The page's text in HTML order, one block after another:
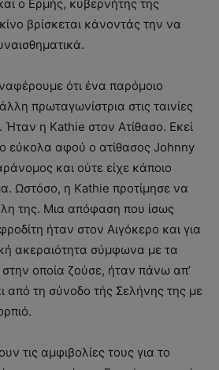
ο Ερμής, κυβερνήτης της
βρίσκεται κάνοντάς την να
ότι ένα παρόμοιο
πρωταγωνίστρια στις ταινίες
Ήταν η Kathie στον Ατίθασο. Εκεί
εύκολα αφού ο ατίθασος Johnny
και ούτε είχε κάποιο
Ωστόσο, η Kathie προτίμησε να
της. Μια απόφαση που ίσως
ήταν στον Αιγόκερο και για
ακεραιότητα σύμφωνα με τα
οποία ζούσε, ήταν πάνω απ’
τη σύνοδο τής Σελήνης της με
τις αμφιβολίες τους για το